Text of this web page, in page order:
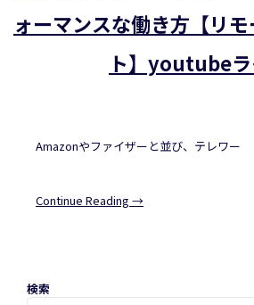
ォーマンスな働き方【リ
ト】youtube
Amazonやファイザーと並び、テレワー
Continue Reading →
検索